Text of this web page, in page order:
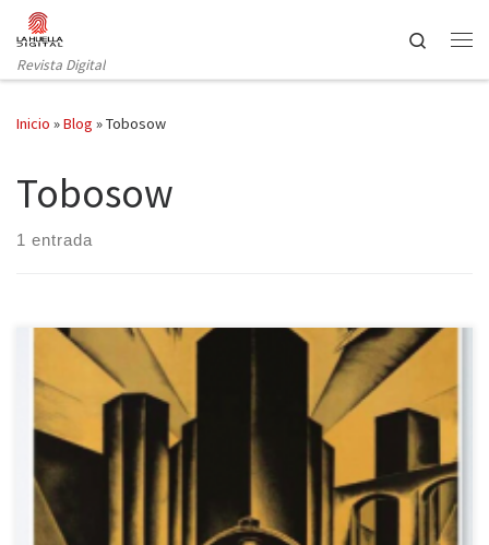
Saltar al contenido
Revista Digital
Search
Inicio »Blog »Tobosow
Tobosow
1 entrada
Uno de los géneros más destacables de las últimas décadas es la
novela gráfica. En otros artículos, La Huella Digital ha hecho
reseñas de muchas obras, pues cuentan con un público creciente.
A medio camino entre el cómic y la literatura tradicional, se han
creado auténticas obras de arte por […]